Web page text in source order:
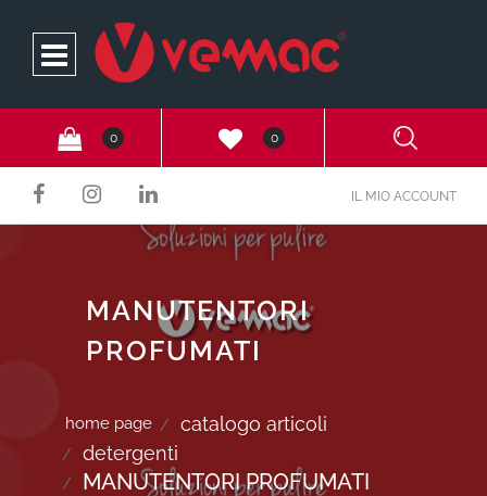
Open
0 0
IL MIO ACCOUNT
MANUTENTORI
PROFUMATI
home page
catalogo articoli
detergenti
MANUTENTORI PROFUMATI